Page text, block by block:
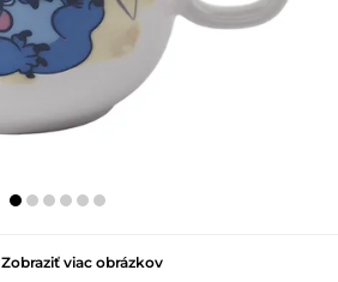
Zobraziť viac obrázkov